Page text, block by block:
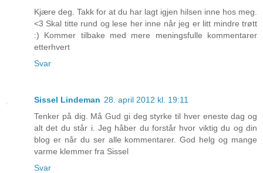
Kjære deg. Takk for at du har lagt igjen hilsen inne hos meg.
<3 Skal titte rund og lese her inne når jeg er litt mindre trøtt
:) Kommer tilbake med mere meningsfulle kommentarer
etterhvert
Svar
Sissel Lindeman 28. april 2012 kl. 19:11
Tenker på dig. Må Gud gi deg styrke til hver eneste dag og
alt det du står i. Jeg håber du forstår hvor viktig du og din
blog er når du ser alle kommentarer. God helg og mange
varme klemmer fra Sissel
Svar